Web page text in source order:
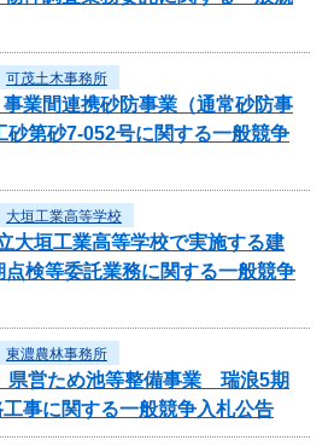
可茂土木事務所
業間連携砂防事業（通常砂防事
砂第砂7-052号に関する一般競争
大垣工業高等学校
垣工業高等学校で実施する建
検等委託業務に関する一般競争
東濃農林事務所
県営ため池等整備事業 瑞浪5期
事に関する一般競争入札公告